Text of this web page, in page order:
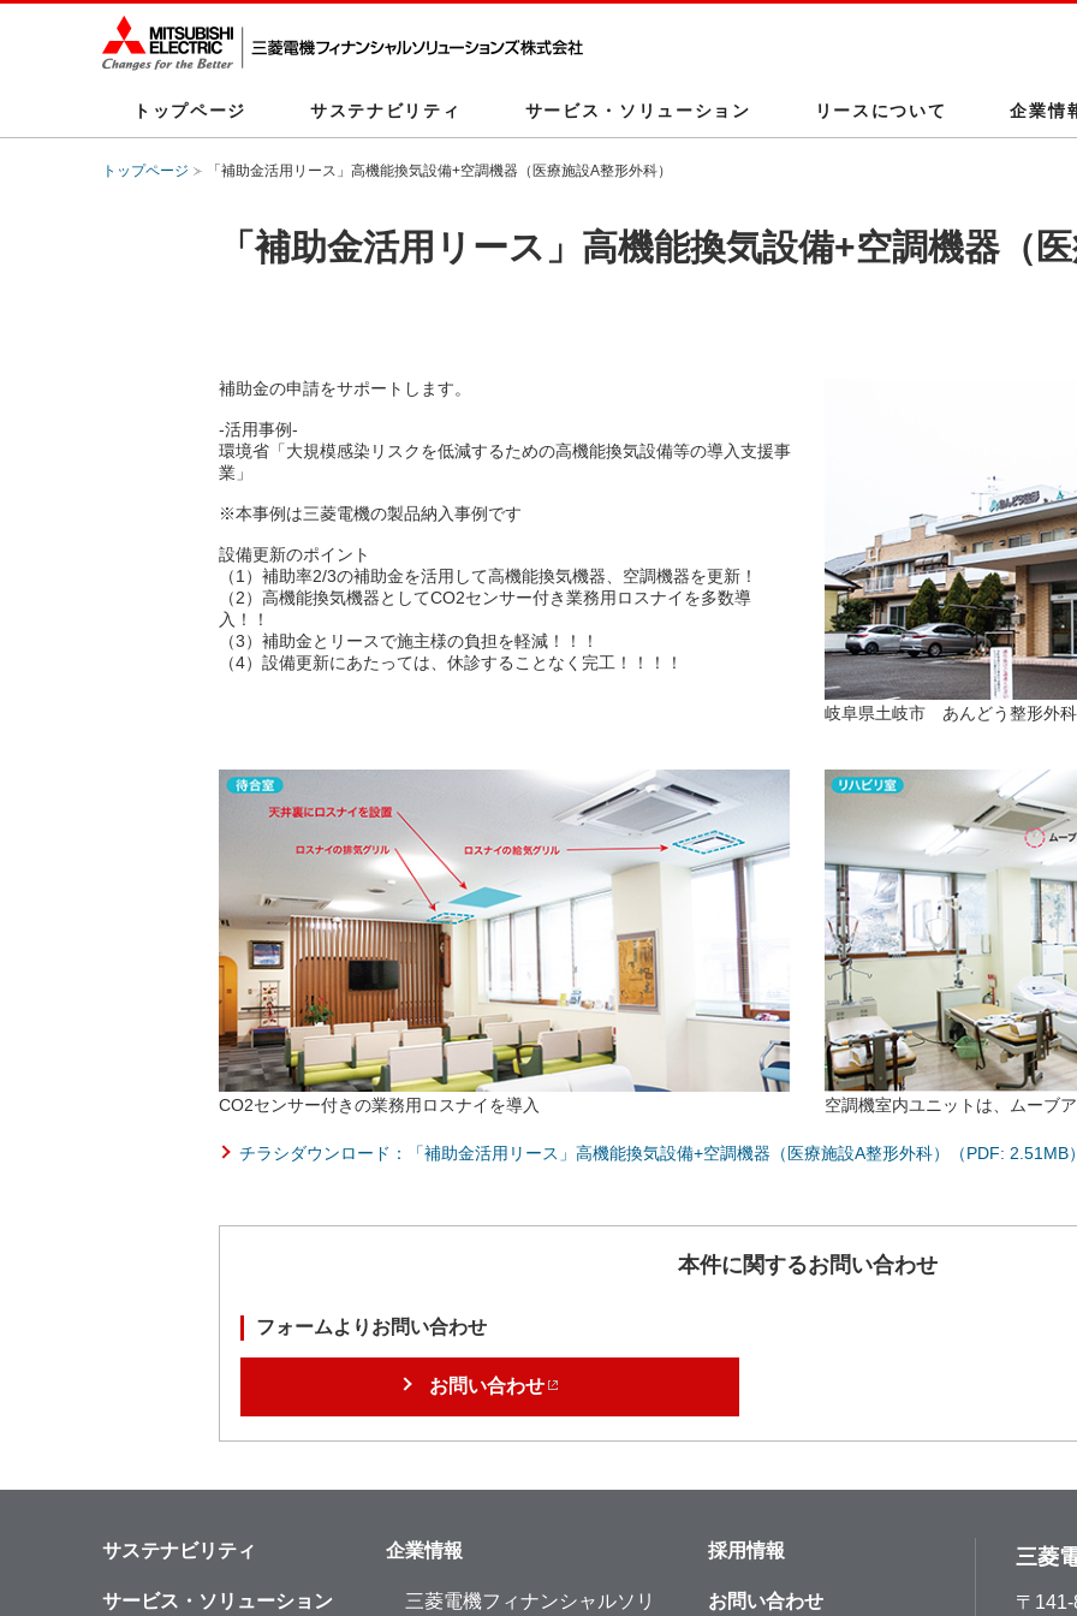
トップページ サステナビリティ サービス・ソリューション リースについて 企業情
トップページ 「補助金活用リース」高機能換気設備+空調機器（医療施設A整形外科）
「補助金活用リース」高機能換気設備+空調機器（
補助金の申請をサポートします。
-活用事例-
環境省「大規模感染リスクを低減するための高機能換気設備等の導入支援事
業」
※本事例は三菱電機の製品納入事例です
設備更新のポイント
（1）補助率2/3の補助金を活用して高機能換気機器、空調機器を更新！
（2）高機能換気機器としてCO2センサー付き業務用ロスナイを多数導
入！！
（3）補助金とリースで施主様の負担を軽減！！！
（4）設備更新にあたっては、休診することなく完工！！！！
岐阜県土岐市 あんどう整形外
CO2センサー付きの業務用ロスナイを導入 空調機室内ユニットは、ムーブ
チラシダウンロード：「補助金活用リース」高機能換気設備+空調機器（医療施設A整形外科）（PDF: 2.51MB
本件に関するお問い合わせ
フォームよりお問い合わせ
お問い合わせ
サステナビリティ
サービス・ソリューション
企業情報
三菱電機フィナンシャルソリ
採用情報
お問い合わせ
三菱
〒